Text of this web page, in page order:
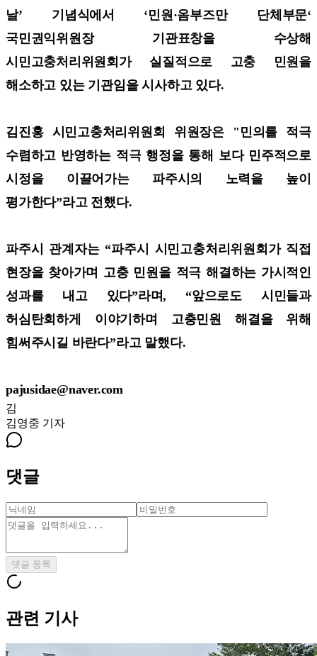
날’ 기념식에서 ‘민원·옴부즈만 단체부문‘
국민권익위원장 기관표창을 수상해
시민고충처리위원회가 실질적으로 고충 민원을
해소하고 있는 기관임을 시사하고 있다.
김진홍 시민고충처리위원회 위원장은 "민의를 적극
수렴하고 반영하는 적극 행정을 통해 보다 민주적으로
시정을 이끌어가는 파주시의 노력을 높이
평가한다”라고 전했다.
파주시 관계자는 “파주시 시민고충처리위원회가 직접
현장을 찾아가며 고충 민원을 적극 해결하는 가시적인
성과를 내고 있다”라며, “앞으로도 시민들과
허심탄회하게 이야기하며 고충민원 해결을 위해
힘써주시길 바란다”라고 말했다.
pajusidae@naver.com
김
김영중 기자
댓글
댓글 등록
관련 기사